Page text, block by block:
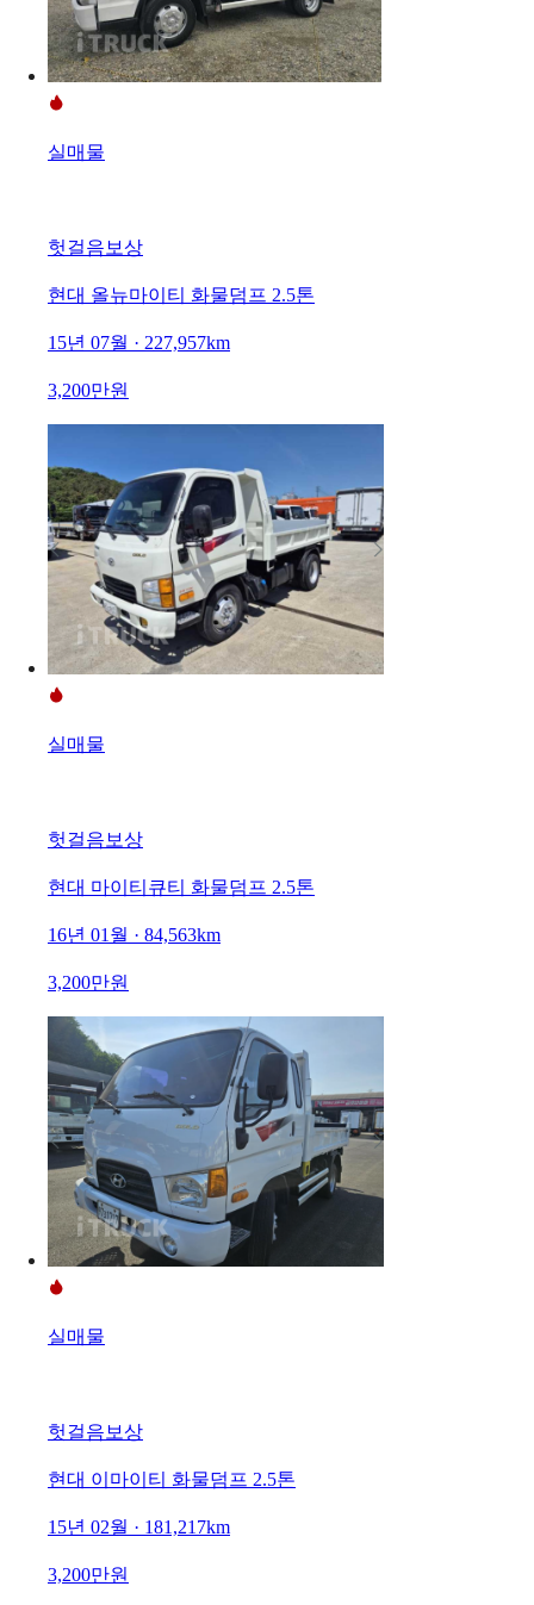
실매물
헛걸음보상
현대 올뉴마이티 화물덤프 2.5톤
15년 07월 · 227,957km
3,200만원
실매물
헛걸음보상
현대 마이티큐티 화물덤프 2.5톤
16년 01월 · 84,563km
3,200만원
실매물
헛걸음보상
현대 이마이티 화물덤프 2.5톤
15년 02월 · 181,217km
3,200만원